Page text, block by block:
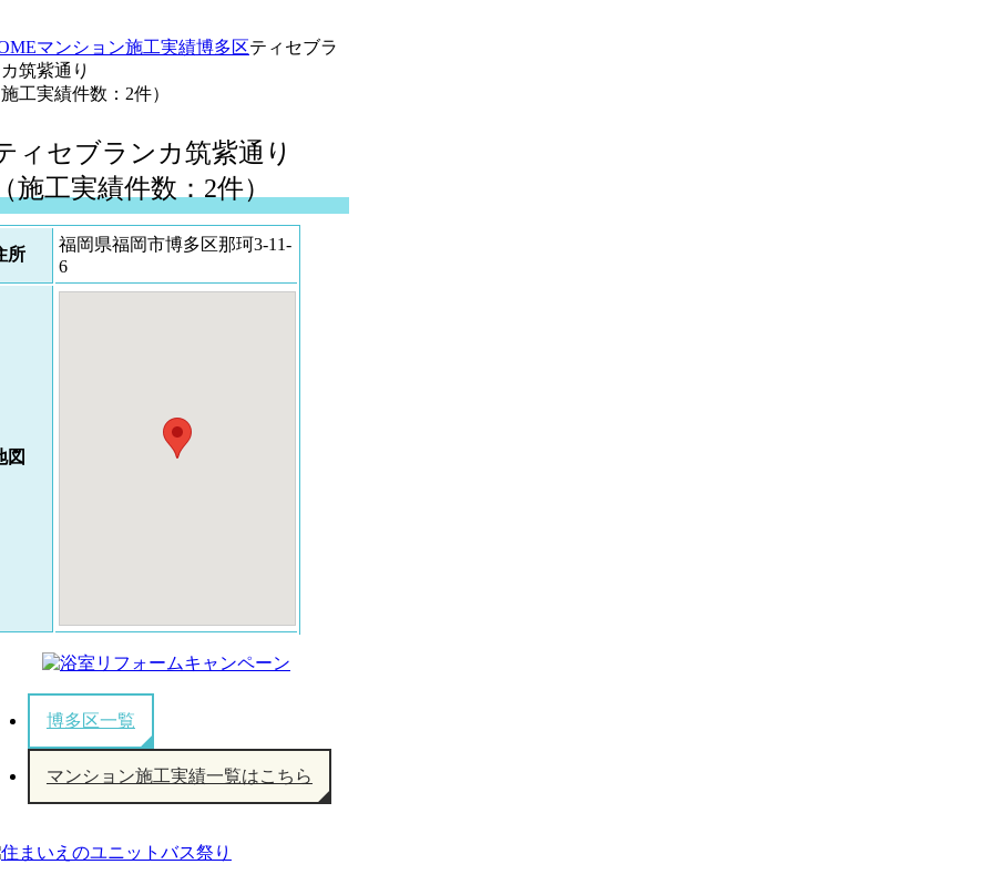
マンション施工実績博多区ティセブラ
筑紫通り
工実績件数：2件）
ィセブランカ筑紫通り
施工実績件数：2件）
所
福岡県福岡市博多区那珂3-11-
6
図
博多区一覧
マンション施工実績一覧はこちら